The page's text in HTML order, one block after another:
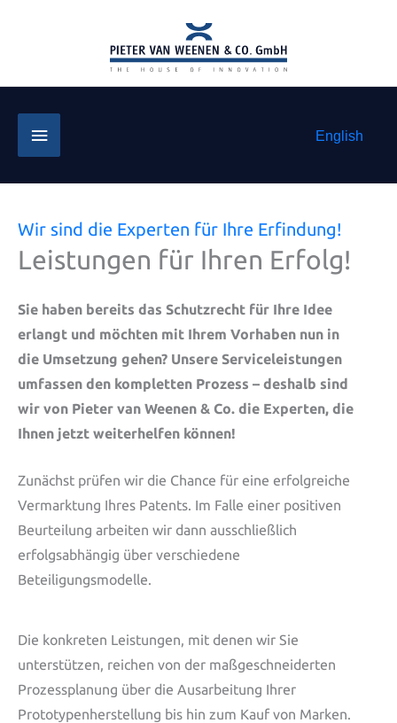
English
Wir sind die Experten für Ihre Erfindung!
Leistungen für Ihren Erfolg!
Sie haben bereits das Schutzrecht für Ihre Idee
erlangt und möchten mit Ihrem Vorhaben nun in
die Umsetzung gehen? Unsere Serviceleistungen
umfassen den kompletten Prozess – deshalb sind
wir von Pieter van Weenen & Co. die Experten, die
Ihnen jetzt weiterhelfen können!
Zunächst prüfen wir die Chance für eine erfolgreiche
Vermarktung Ihres Patents. Im Falle einer positiven
Beurteilung arbeiten wir dann ausschließlich
erfolgsabhängig über verschiedene
Beteiligungsmodelle.
Die konkreten Leistungen, mit denen wir Sie
unterstützen, reichen von der maßgeschneiderten
Prozessplanung über die Ausarbeitung Ihrer
Prototypenherstellung bis hin zum Kauf von Marken.